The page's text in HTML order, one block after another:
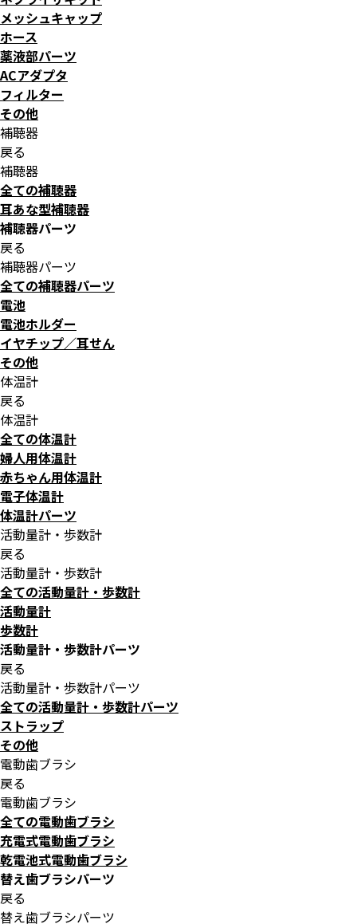
メッシュキャップ
ホース
薬液部パーツ
ACアダプタ
フィルター
その他
補聴器
戻る
補聴器
全ての補聴器
耳あな型補聴器
補聴器パーツ
戻る
補聴器パーツ
全ての補聴器パーツ
電池
電池ホルダー
イヤチップ／耳せん
その他
体温計
戻る
体温計
全ての体温計
婦人用体温計
赤ちゃん用体温計
電子体温計
体温計パーツ
活動量計・歩数計
戻る
活動量計・歩数計
全ての活動量計・歩数計
活動量計
歩数計
活動量計・歩数計パーツ
戻る
活動量計・歩数計パーツ
全ての活動量計・歩数計パーツ
ストラップ
その他
電動歯ブラシ
戻る
電動歯ブラシ
全ての電動歯ブラシ
充電式電動歯ブラシ
乾電池式電動歯ブラシ
替え歯ブラシパーツ
戻る
替え歯ブラシパーツ